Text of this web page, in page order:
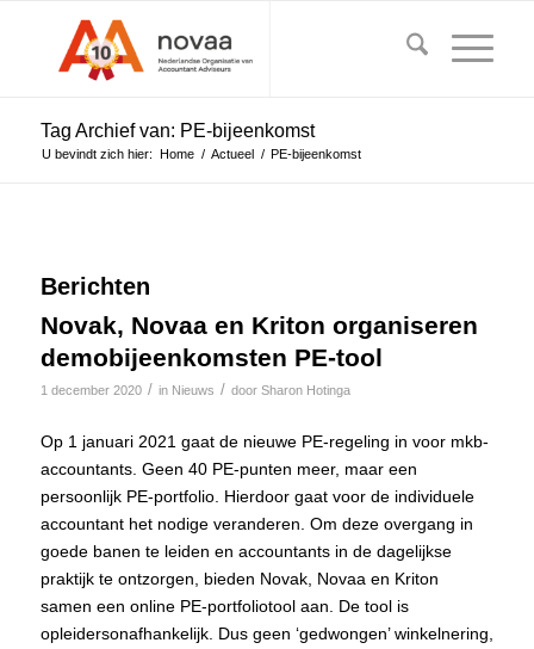
Tag Archief van: PE-bijeenkomst
U bevindt zich hier: Home / Actueel / PE-bijeenkomst
Berichten
Novak, Novaa en Kriton organiseren
demobijeenkomsten PE-tool
1 december 2020 / in Nieuws / door Sharon Hotinga
Op 1 januari 2021 gaat de nieuwe PE-regeling in voor mkb-
accountants. Geen 40 PE-punten meer, maar een
persoonlijk PE-portfolio. Hierdoor gaat voor de individuele
accountant het nodige veranderen. Om deze overgang in
goede banen te leiden en accountants in de dagelijkse
praktijk te ontzorgen, bieden Novak, Novaa en Kriton
samen een online PE-portfoliotool aan. De tool is
opleidersonafhankelijk. Dus geen ‘gedwongen’ winkelnering,